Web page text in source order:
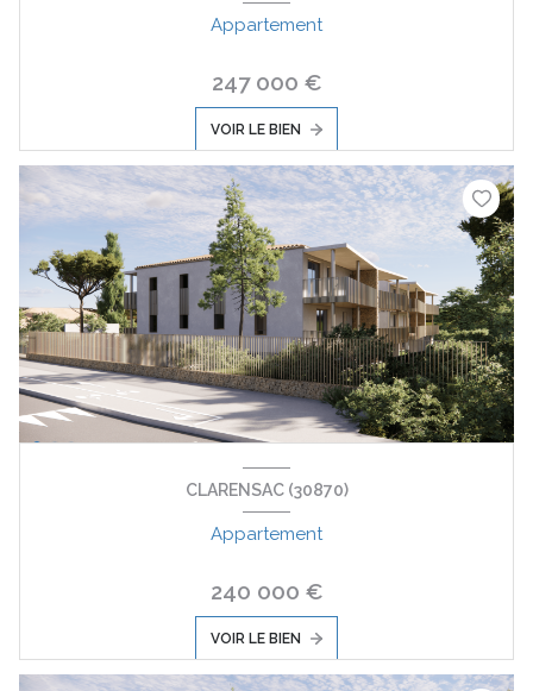
Appartement
247 000 €
VOIR LE BIEN
CLARENSAC (30870)
Appartement
240 000 €
VOIR LE BIEN